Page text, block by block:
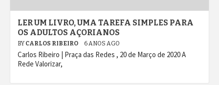
LER UM LIVRO, UMA TAREFA SIMPLES PARA
OS ADULTOS AÇORIANOS
BY CARLOS RIBEIRO 6 ANOS AGO
Carlos Ribeiro | Praça das Redes , 20 de Março de 2020 A
Rede Valorizar,